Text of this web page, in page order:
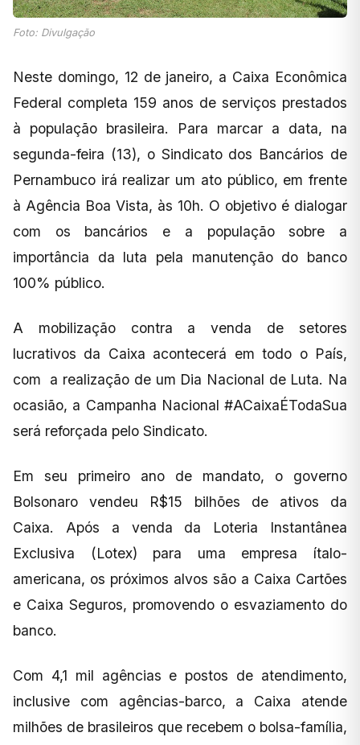
Foto: Divulgação
Neste domingo, 12 de janeiro, a Caixa Econômica
Federal completa 159 anos de serviços prestados
à população brasileira. Para marcar a data, na
segunda-feira (13), o Sindicato dos Bancários de
Pernambuco irá realizar um ato público, em frente
à Agência Boa Vista, às 10h. O objetivo é dialogar
com os bancários e a população sobre a
importância da luta pela manutenção do banco
100% público.
A mobilização contra a venda de setores
lucrativos da Caixa acontecerá em todo o País,
com a realização de um Dia Nacional de Luta. Na
ocasião, a Campanha Nacional #ACaixaÉTodaSua
será reforçada pelo Sindicato.
Em seu primeiro ano de mandato, o governo
Bolsonaro vendeu R$15 bilhões de ativos da
Caixa. Após a venda da Loteria Instantânea
Exclusiva (Lotex) para uma empresa ítalo-
americana, os próximos alvos são a Caixa Cartões
e Caixa Seguros, promovendo o esvaziamento do
banco.
Com 4,1 mil agências e postos de atendimento,
inclusive com agências-barco, a Caixa atende
milhões de brasileiros que recebem o bolsa-família,